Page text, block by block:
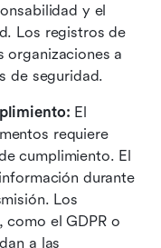
y el
Los registros de
organizaciones a
de seguridad.
El
requiere
cumplimiento. El
durante
Los
como el GDPR o
a las